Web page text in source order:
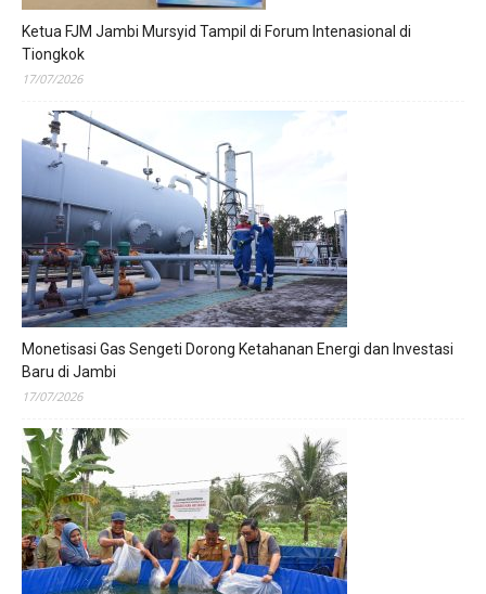
Ketua FJM Jambi Mursyid Tampil di Forum Intenasional di
Tiongkok
17/07/2026
Monetisasi Gas Sengeti Dorong Ketahanan Energi dan Investasi
Baru di Jambi
17/07/2026